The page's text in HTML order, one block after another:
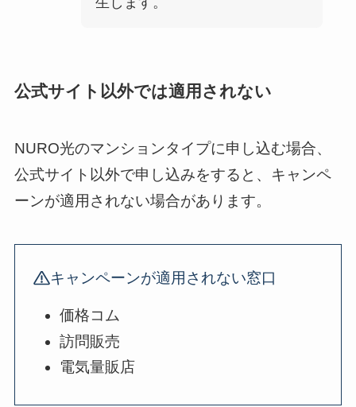
公式サイト以外では適用されない
NURO光のマンションタイプに申し込む場合、
公式サイト以外で申し込みをすると、キャンペ
ーンが適用されない場合があります。
キャンペーンが適用されない窓口
価格コム
訪問販売
電気量販店